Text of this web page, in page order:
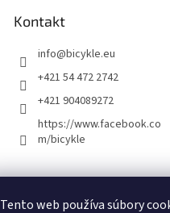
Tento web používa súbory
Kontakt
info@bicykle.eu
+421 54 472 2742
+421 904089272
https://www.facebook.co
m/bicykle